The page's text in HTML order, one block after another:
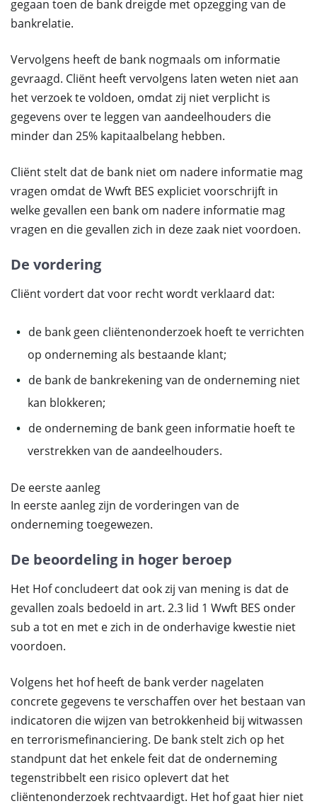
gegaan toen de bank dreigde met opzegging van de
bankrelatie.
Vervolgens heeft de bank nogmaals om informatie
gevraagd. Cliënt heeft vervolgens laten weten niet aan
het verzoek te voldoen, omdat zij niet verplicht is
gegevens over te leggen van aandeelhouders die
minder dan 25% kapitaalbelang hebben.
Cliënt stelt dat de bank niet om nadere informatie mag
vragen omdat de Wwft BES expliciet voorschrijft in
welke gevallen een bank om nadere informatie mag
vragen en die gevallen zich in deze zaak niet voordoen.
De vordering
Cliënt vordert dat voor recht wordt verklaard dat:
de bank geen cliëntenonderzoek hoeft te verrichten
op onderneming als bestaande klant;
de bank de bankrekening van de onderneming niet
kan blokkeren;
de onderneming de bank geen informatie hoeft te
verstrekken van de aandeelhouders.
De eerste aanleg
In eerste aanleg zijn de vorderingen van de
onderneming toegewezen.
De beoordeling in hoger beroep
Het Hof concludeert dat ook zij van mening is dat de
gevallen zoals bedoeld in art. 2.3 lid 1 Wwft BES onder
sub a tot en met e zich in de onderhavige kwestie niet
voordoen.
Volgens het hof heeft de bank verder nagelaten
concrete gegevens te verschaffen over het bestaan van
indicatoren die wijzen van betrokkenheid bij witwassen
en terrorismefinanciering. De bank stelt zich op het
standpunt dat het enkele feit dat de onderneming
tegenstribbelt een risico oplevert dat het
cliëntenonderzoek rechtvaardigt. Het hof gaat hier niet